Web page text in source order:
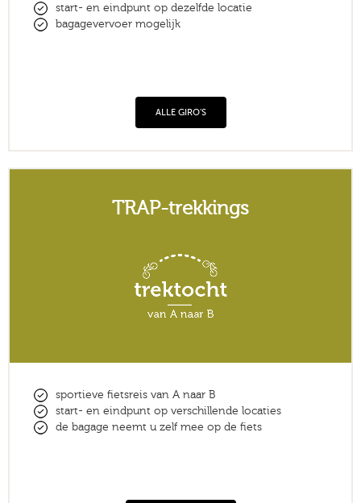
start- en eindpunt op dezelfde locatie
bagagevervoer mogelijk
ALLE GIRO'S
TRAP-trekkings
sportieve fietsreis van A naar B
start- en eindpunt op verschillende locaties
de bagage neemt u zelf mee op de fiets